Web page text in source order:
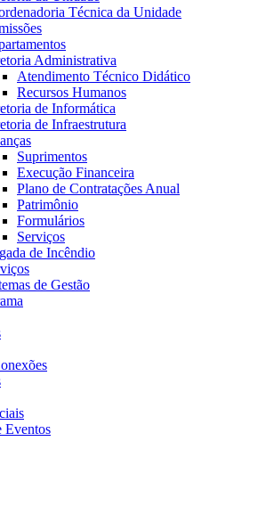
Técnica da Unidade
Administrativa
Atendimento Técnico Didático
Recursos Humanos
de Informática
de Infraestrutura
Suprimentos
Execução Financeira
Plano de Contratações Anual
Patrimônio
Formulários
Serviços
de Incêndio
de Gestão
Eventos